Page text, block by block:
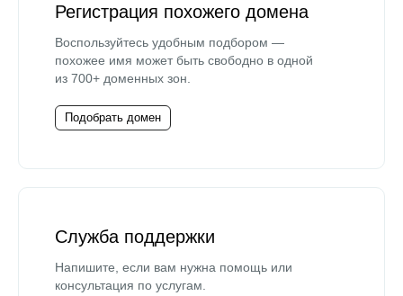
Регистрация похожего домена
Воспользуйтесь удобным подбором —
похожее имя может быть свободно в одной
из 700+ доменных зон.
Подобрать домен
Служба поддержки
Напишите, если вам нужна помощь или
консультация по услугам.